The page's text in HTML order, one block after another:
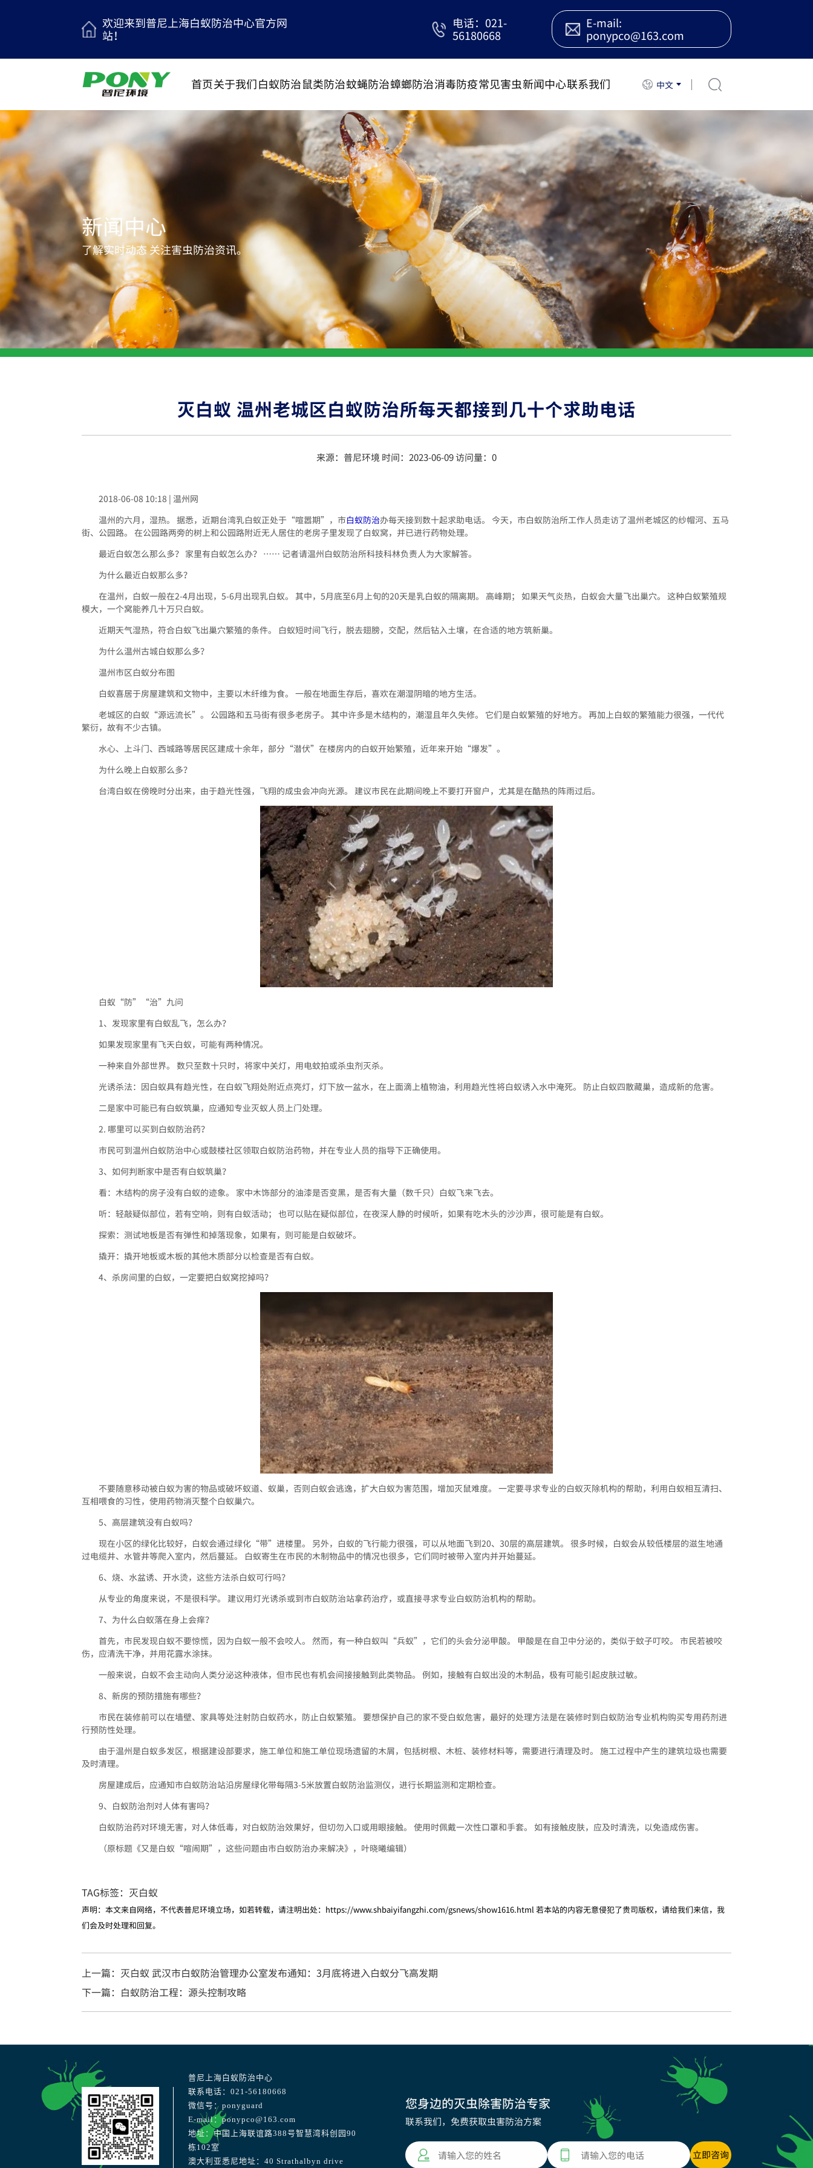
欢迎来到普尼上海白蚁防治中心官方网
站！
电话：021-
56180668
E-mail:
ponypco@163.com
首页关于我们白蚁防治鼠类防治蚊蝇防治蟑螂防治消毒防疫常见害虫新闻中心联系我们 中文
新闻中心
了解实时动态 关注害虫防治资讯。
灭白蚁 温州老城区白蚁防治所每天都接到几十个求助电话
来源：普尼环境 时间：2023-06-09 访问量： 0
2018-06-08 10:18 | 温州网
温州的六月，湿热。 据悉，近期台湾乳白蚁正处于“喧嚣期”，市白蚁防治办每天接到数十起求助电话。 今天，市白蚁防治所工作人员走访了温州老城区的纱帽河、五马
街、公园路。 在公园路两旁的树上和公园路附近无人居住的老房子里发现了白蚁窝，并已进行药物处理。
最近白蚁怎么那么多？ 家里有白蚁怎么办？ …… 记者请温州白蚁防治所科技科林负责人为大家解答。
为什么最近白蚁那么多？
在温州，白蚁一般在2-4月出现，5-6月出现乳白蚁。 其中，5月底至6月上旬的20天是乳白蚁的隔离期。 高峰期； 如果天气炎热，白蚁会大量飞出巢穴。 这种白蚁繁殖规
模大，一个窝能养几十万只白蚁。
近期天气湿热，符合白蚁飞出巢穴繁殖的条件。 白蚁短时间飞行，脱去翅膀，交配，然后钻入土壤，在合适的地方筑新巢。
为什么温州古城白蚁那么多？
温州市区白蚁分布图
白蚁喜居于房屋建筑和文物中，主要以木纤维为食。 一般在地面生存后，喜欢在潮湿阴暗的地方生活。
老城区的白蚁“源远流长”。 公园路和五马街有很多老房子。 其中许多是木结构的，潮湿且年久失修。 它们是白蚁繁殖的好地方。 再加上白蚁的繁殖能力很强，一代代
繁衍，故有不少古镇。
水心、上斗门、西城路等居民区建成十余年，部分“潜伏”在楼房内的白蚁开始繁殖，近年来开始“爆发”。
为什么晚上白蚁那么多？
台湾白蚁在傍晚时分出来，由于趋光性强，飞翔的成虫会冲向光源。 建议市民在此期间晚上不要打开窗户，尤其是在酷热的阵雨过后。
白蚁“防”“治”九问
1、发现家里有白蚁乱飞，怎么办？
如果发现家里有飞天白蚁，可能有两种情况。
一种来自外部世界。 数只至数十只时，将家中关灯，用电蚊拍或杀虫剂灭杀。
光诱杀法：因白蚁具有趋光性，在白蚁飞翔处附近点亮灯，灯下放一盆水，在上面滴上植物油，利用趋光性将白蚁诱入水中淹死。 防止白蚁四散藏巢，造成新的危害。
二是家中可能已有白蚁筑巢，应通知专业灭蚁人员上门处理。
2. 哪里可以买到白蚁防治药？
市民可到温州白蚁防治中心或鼓楼社区领取白蚁防治药物，并在专业人员的指导下正确使用。
3、如何判断家中是否有白蚁筑巢？
看：木结构的房子没有白蚁的迹象。 家中木饰部分的油漆是否变黑，是否有大量（数千只）白蚁飞来飞去。
听：轻敲疑似部位，若有空响，则有白蚁活动； 也可以贴在疑似部位，在夜深人静的时候听，如果有吃木头的沙沙声，很可能是有白蚁。
探索：测试地板是否有弹性和掉落现象，如果有，则可能是白蚁破坏。
撬开：撬开地板或木板的其他木质部分以检查是否有白蚁。
4、杀房间里的白蚁，一定要把白蚁窝挖掉吗？
不要随意移动被白蚁为害的物品或破坏蚁道、蚁巢，否则白蚁会逃逸，扩大白蚁为害范围，增加灭鼠难度。 一定要寻求专业的白蚁灭除机构的帮助，利用白蚁相互清扫、
互相喂食的习性，使用药物消灭整个白蚁巢穴。
5、高层建筑没有白蚁吗？
现在小区的绿化比较好，白蚁会通过绿化“带”进楼里。 另外，白蚁的飞行能力很强，可以从地面飞到20、30层的高层建筑。 很多时候，白蚁会从较低楼层的滋生地通
过电缆井、水管井等爬入室内，然后蔓延。 白蚁寄生在市民的木制物品中的情况也很多，它们同时被带入室内并开始蔓延。
6、烧、水盆诱、开水烫，这些方法杀白蚁可行吗？
从专业的角度来说，不是很科学。 建议用灯光诱杀或到市白蚁防治站拿药治疗，或直接寻求专业白蚁防治机构的帮助。
7、为什么白蚁落在身上会痒？
首先，市民发现白蚁不要惊慌，因为白蚁一般不会咬人。 然而，有一种白蚁叫“兵蚁”，它们的头会分泌甲酸。 甲酸是在自卫中分泌的，类似于蚊子叮咬。 市民若被咬
伤，应清洗干净，并用花露水涂抹。
一般来说，白蚁不会主动向人类分泌这种液体，但市民也有机会间接接触到此类物品。 例如，接触有白蚁出没的木制品，极有可能引起皮肤过敏。
8、新房的预防措施有哪些？
市民在装修前可以在墙壁、家具等处注射防白蚁药水，防止白蚁繁殖。 要想保护自己的家不受白蚁危害，最好的处理方法是在装修时到白蚁防治专业机构购买专用药剂进
行预防性处理。
由于温州是白蚁多发区，根据建设部要求，施工单位和施工单位现场遗留的木屑，包括树根、木桩、装修材料等，需要进行清理及时。 施工过程中产生的建筑垃圾也需要
及时清理。
房屋建成后，应通知市白蚁防治站沿房屋绿化带每隔3-5米放置白蚁防治监测仪，进行长期监测和定期检查。
9、白蚁防治剂对人体有害吗？
白蚁防治药对环境无害，对人体低毒，对白蚁防治效果好，但切勿入口或用眼接触。 使用时佩戴一次性口罩和手套。 如有接触皮肤，应及时清洗，以免造成伤害。
（原标题《又是白蚁“喧闹期”，这些问题由市白蚁防治办来解决》，叶晓曦编辑）
TAG标签： 灭白蚁
声明：本文来自网络，不代表普尼环境立场，如若转载，请注明出处： https://www.shbaiyifangzhi.com/gsnews/show1616.html 若本站的内容无意侵犯了贵司版权，请给我们来信，我
们会及时处理和回复。
上一篇：灭白蚁 武汉市白蚁防治管理办公室发布通知：3月底将进入白蚁分飞高发期
下一篇：白蚁防治工程：源头控制攻略
普尼上海白蚁防治中心
联系电话：021-56180668
微信号：ponyguard
E-mail：ponypco@163.com
地址：中国上海联谊路388号智慧湾科创园90
栋102室
澳大利亚悉尼地址：40 Strathalbyn drive
您身边的灭虫除害防治专家
联系我们，免费获取虫害防治方案